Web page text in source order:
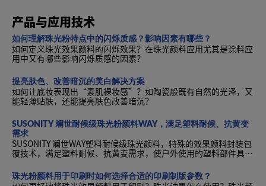
产品与应用技术
如何理解珠光粉特点中的闪烁质感？影响因素有哪些？
如何定义珠光效果颜料的闪烁效果？在珠光颜料应用尤其是涂料应
用中又有哪些影响闪烁质感的因素？
提亮肤色、改善暗沉的美白解决方案
如何让底妆表现出“素肌裸妆感”？如陶瓷般既有自然的光泽，又
能轻薄贴肤，还能提亮肤色改善暗沉？
SUSONITY 斓世耐候级珠光粉颜料WAY，满足塑料耐候、抗黄变
需求
SUSONITY 斓世WAY塑料耐候级珠光颜料，特殊的效果颜料封装包
覆技术，满足塑料耐候、抗黄变需求，使户外使用的塑料部件具有
珠光粉颜料用于印刷时如何选择合适的印刷制版参数？